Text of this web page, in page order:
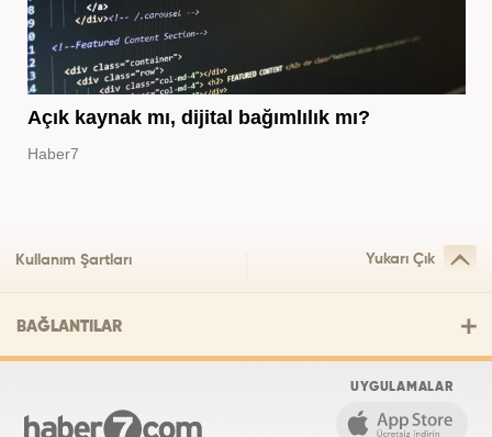
Açık kaynak mı, dijital bağımlılık mı?
Haber7
Kullanım Şartları Yukarı Çık
BAĞLANTILAR
UYGULAMALAR